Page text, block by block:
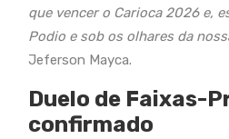
que vencer o Carioca 2026 e,
Podio e sob os olhares da
Jeferson Mayca.
Duelo de Faixas-
confirmado